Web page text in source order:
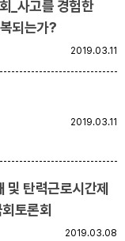
_사고를 경험한
되는가?
2019.03.11
2019.03.11
및 탄력근로시간제
토론회
2019.03.08